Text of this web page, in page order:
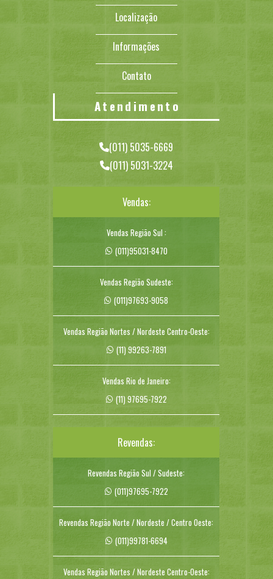
Localização
Informações
Contato
Atendimento
(011) 5035-6669
(011) 5031-3224
Vendas:
Vendas Região Sul :
(011)95031-8470
Vendas Região Sudeste:
(011)97693-9058
Vendas Região Nortes / Nordeste Centro-Oeste:
(11) 99263-7891
Vendas Rio de Janeiro:
(11) 97695-7922
Revendas:
Revendas Região Sul / Sudeste:
(011)97695-7922
Revendas Região Norte / Nordeste / Centro Oeste:
(011)99781-6694
Vendas Região Nortes / Nordeste Centro-Oeste: